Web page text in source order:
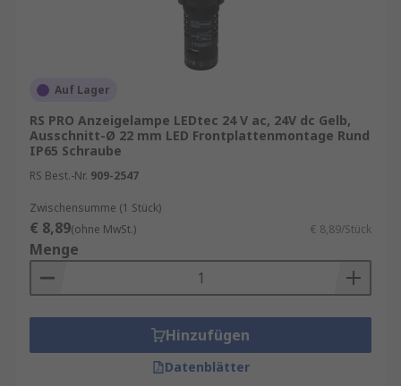
Auf Lager
RS PRO Anzeigelampe LEDtec 24 V ac, 24V dc Gelb,
Ausschnitt-Ø 22 mm LED Frontplattenmontage Rund
IP65 Schraube
RS Best.-Nr. 909-2547
Zwischensumme (1 Stück)
€ 8,89(ohne MwSt.) € 8,89/Stück
Menge
Hinzufügen
Datenblätter